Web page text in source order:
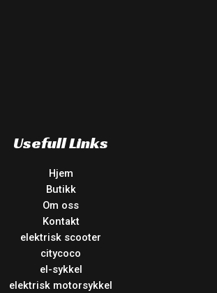
Usefull Links
Hjem
Butikk
Om oss
Kontakt
elektrisk scooter
citycoco
el-sykkel
elektrisk motorsykkel